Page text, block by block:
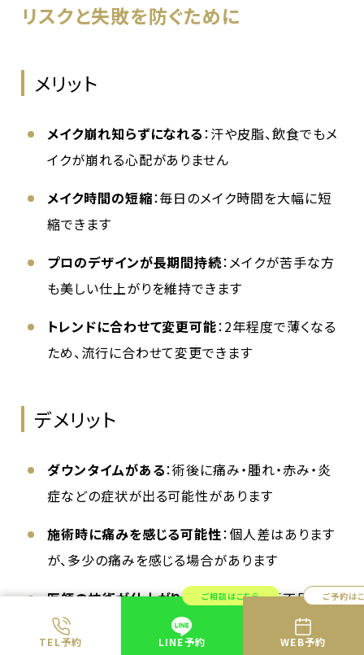
TEL予約
ご相談はこちら
LINE予約
ご予約は
WEB予約
リスクと失敗を防ぐために
メリット
メイク崩れ知らずになれる ：汗や皮脂、飲食でもメ
イクが崩れる心配がありません
メイク時間の短縮：毎日のメイク時間を大幅に短
縮できます
プロのデザインが長期間持続：メイクが苦手な方
も美しい仕上がりを維持できます
トレンドに合わせて変更可能：2年程度で薄くなる
ため、流行に合わせて変更できます
デメリット
ダウンタイムがある：術後に痛み・腫れ・赤み・炎
症などの症状が出る可能性があります
施術時に痛みを感じる可能性：個人差はあります
が、多少の痛みを感じる場合があります
医師の技術が仕上がりを左右する：技術不足によ
り思うような仕上がりにならない可能性がありま
す